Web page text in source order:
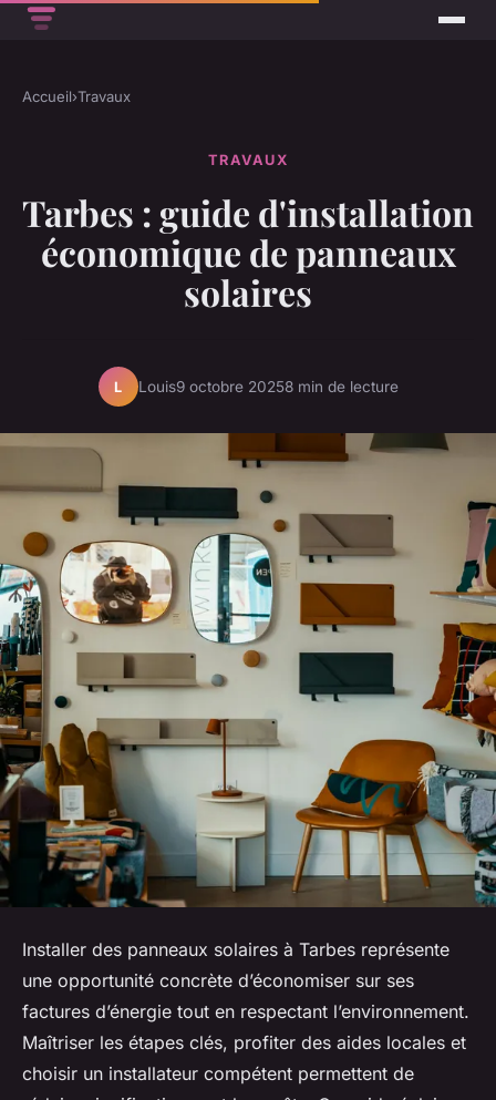
Accueil›Travaux
TRAVAUX
Tarbes : guide d'installation
économique de panneaux
solaires
L Louis9 octobre 20258 min de lecture
Installer des panneaux solaires à Tarbes représente
une opportunité concrète d’économiser sur ses
factures d’énergie tout en respectant l’environnement.
Maîtriser les étapes clés, profiter des aides locales et
choisir un installateur compétent permettent de